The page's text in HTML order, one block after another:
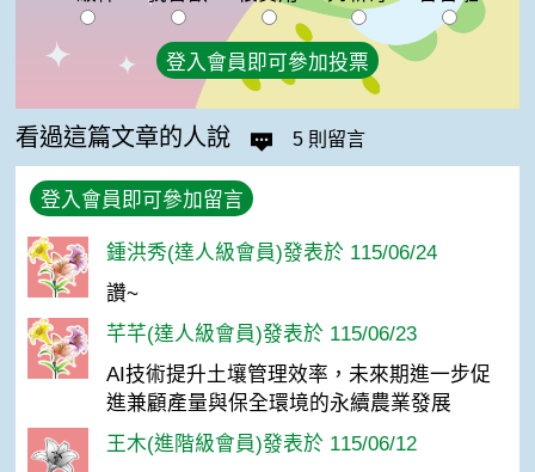
登入會員即可參加投票
看過這篇文章的人說 5 則留言
登入會員即可參加留言
鍾洪秀(達人級會員)發表於 115/06/24
讚~
芊芊(達人級會員)發表於 115/06/23
AI技術提升土壤管理效率，未來期進一步促
進兼顧產量與保全環境的永續農業發展
王木(進階級會員)發表於 115/06/12